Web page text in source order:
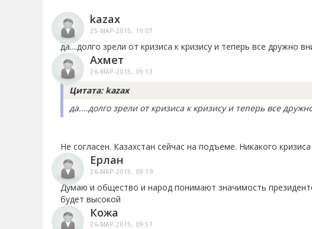
kazax
25-МАР-2015, 19:07
да....долго зрели от кризиса к кризису и теперь все дружно
Ахмет
26-МАР-2015, 09:13
Цитата: kazax
да....долго зрели от кризиса к кризису и теперь все
Не согласен. Казахстан сейчас на подъеме. Никакого
Ерлан
26-МАР-2015, 09:19
Думаю и общество и народ понимают значимость
будет высокой
Кожа
26-МАР-2015, 09:57